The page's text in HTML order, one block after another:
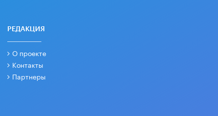
РЕДАКЦИЯ
О проекте
Контакты
Партнеры